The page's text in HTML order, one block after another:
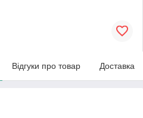
Відгуки про товар Доставка